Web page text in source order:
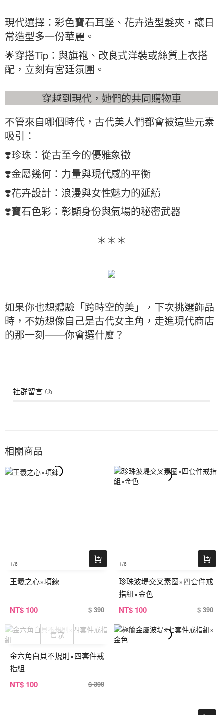
現代選擇：彩色寶石耳墜、花卉造型髮夾，讓日
常造型多一份華麗。
🌟穿搭Tip：與旗袍、改良式洋裝或絲質上衣搭
配，立刻有宮廷氛圍。
穿越到現代，她們的共同購物車
不管來自哪個時代，古代美人們都會被這些元素
吸引：
❣️珍珠：從古至今的優雅象徵
❣️金屬幾何：力量與現代感的平衡
❣️花卉設計：浪漫與女性魅力的延續
❣️寶石色彩：彰顯身份與氣場的秘密武器
＊＊＊
如果你也想體驗「跨時空的美」，下次挑選飾品
時，不妨想像自己是古代女主角，走進現代商店
的那一刻——你會選什麼？
社群留言
相關商品
1/6
王羲之心×項鍊
NT$ 100 $ 390
1/6
珍珠波堤交叉素圈×四套件戒
指組×金色
NT$ 100 $ 390
金六角白貝不規則×四套件戒
指組
NT$ 100 $ 390